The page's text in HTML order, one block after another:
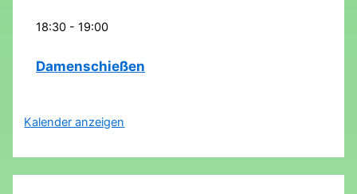
18:30 -19:00
Damenschießen
Kalender anzeigen